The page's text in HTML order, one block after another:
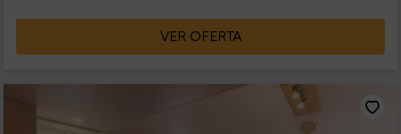
VER OFERTA